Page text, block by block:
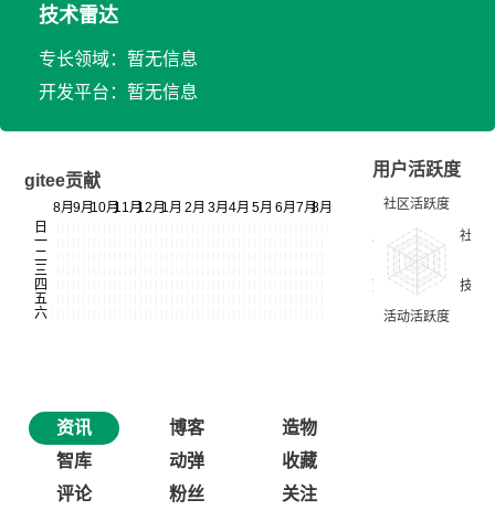
技术雷达
专长领域：暂无信息
开发平台：暂无信息
gitee贡献
用户活跃度
资讯 博客
造物
智库
动弹
收藏
评论
粉丝 关注